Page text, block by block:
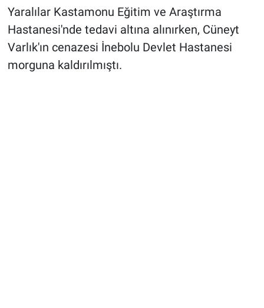
Yaralılar Kastamonu Eğitim ve Araştırma
Hastanesi'nde tedavi altına alınırken, Cüneyt
Varlık'ın cenazesi İnebolu Devlet Hastanesi
morguna kaldırılmıştı.